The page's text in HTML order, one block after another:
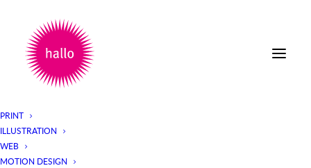
PRINT
ILLUSTRATION
WEB
MOTION DESIGN